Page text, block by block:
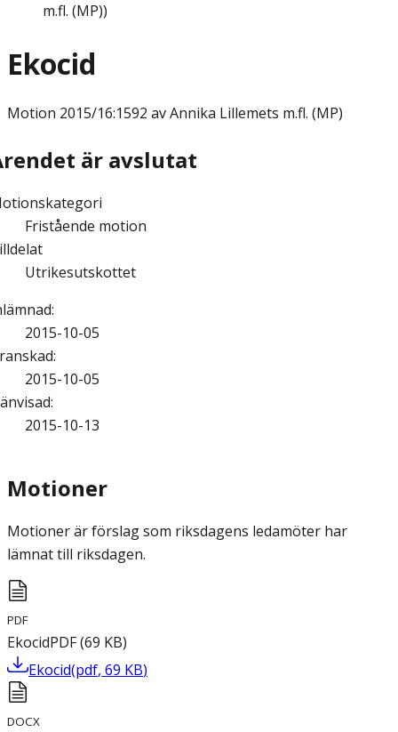
m.fl. (MP))
Ekocid
Motion 2015/16:1592 av Annika Lillemets m.fl. (MP)
är avslutat
Fristående motion
Utrikesutskottet
:
2015-10-05
:
2015-10-05
:
2015-10-13
Motioner
Motioner är förslag som riksdagens ledamöter har
lämnat till riksdagen.
PDF
EkocidPDF(69 KB)
Ekocid(pdf, 69 KB)
DOCX